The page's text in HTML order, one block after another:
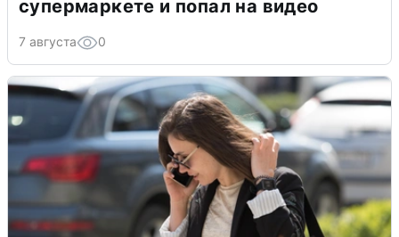
супермаркете и попал на видео
7 августа 0